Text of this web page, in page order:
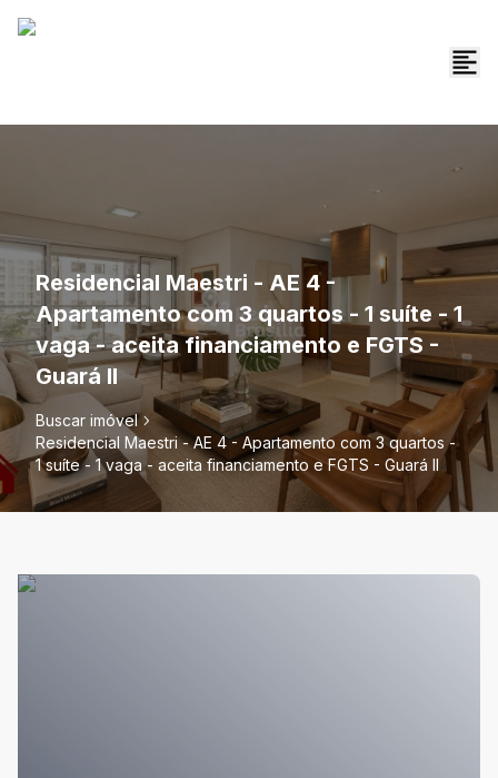
Residencial Maestri - AE 4 -
Apartamento com 3 quartos - 1 suíte - 1
vaga - aceita financiamento e FGTS -
Guará II
Buscar imóvel
Residencial Maestri - AE 4 - Apartamento com 3 quartos -
1 suíte - 1 vaga - aceita financiamento e FGTS - Guará II